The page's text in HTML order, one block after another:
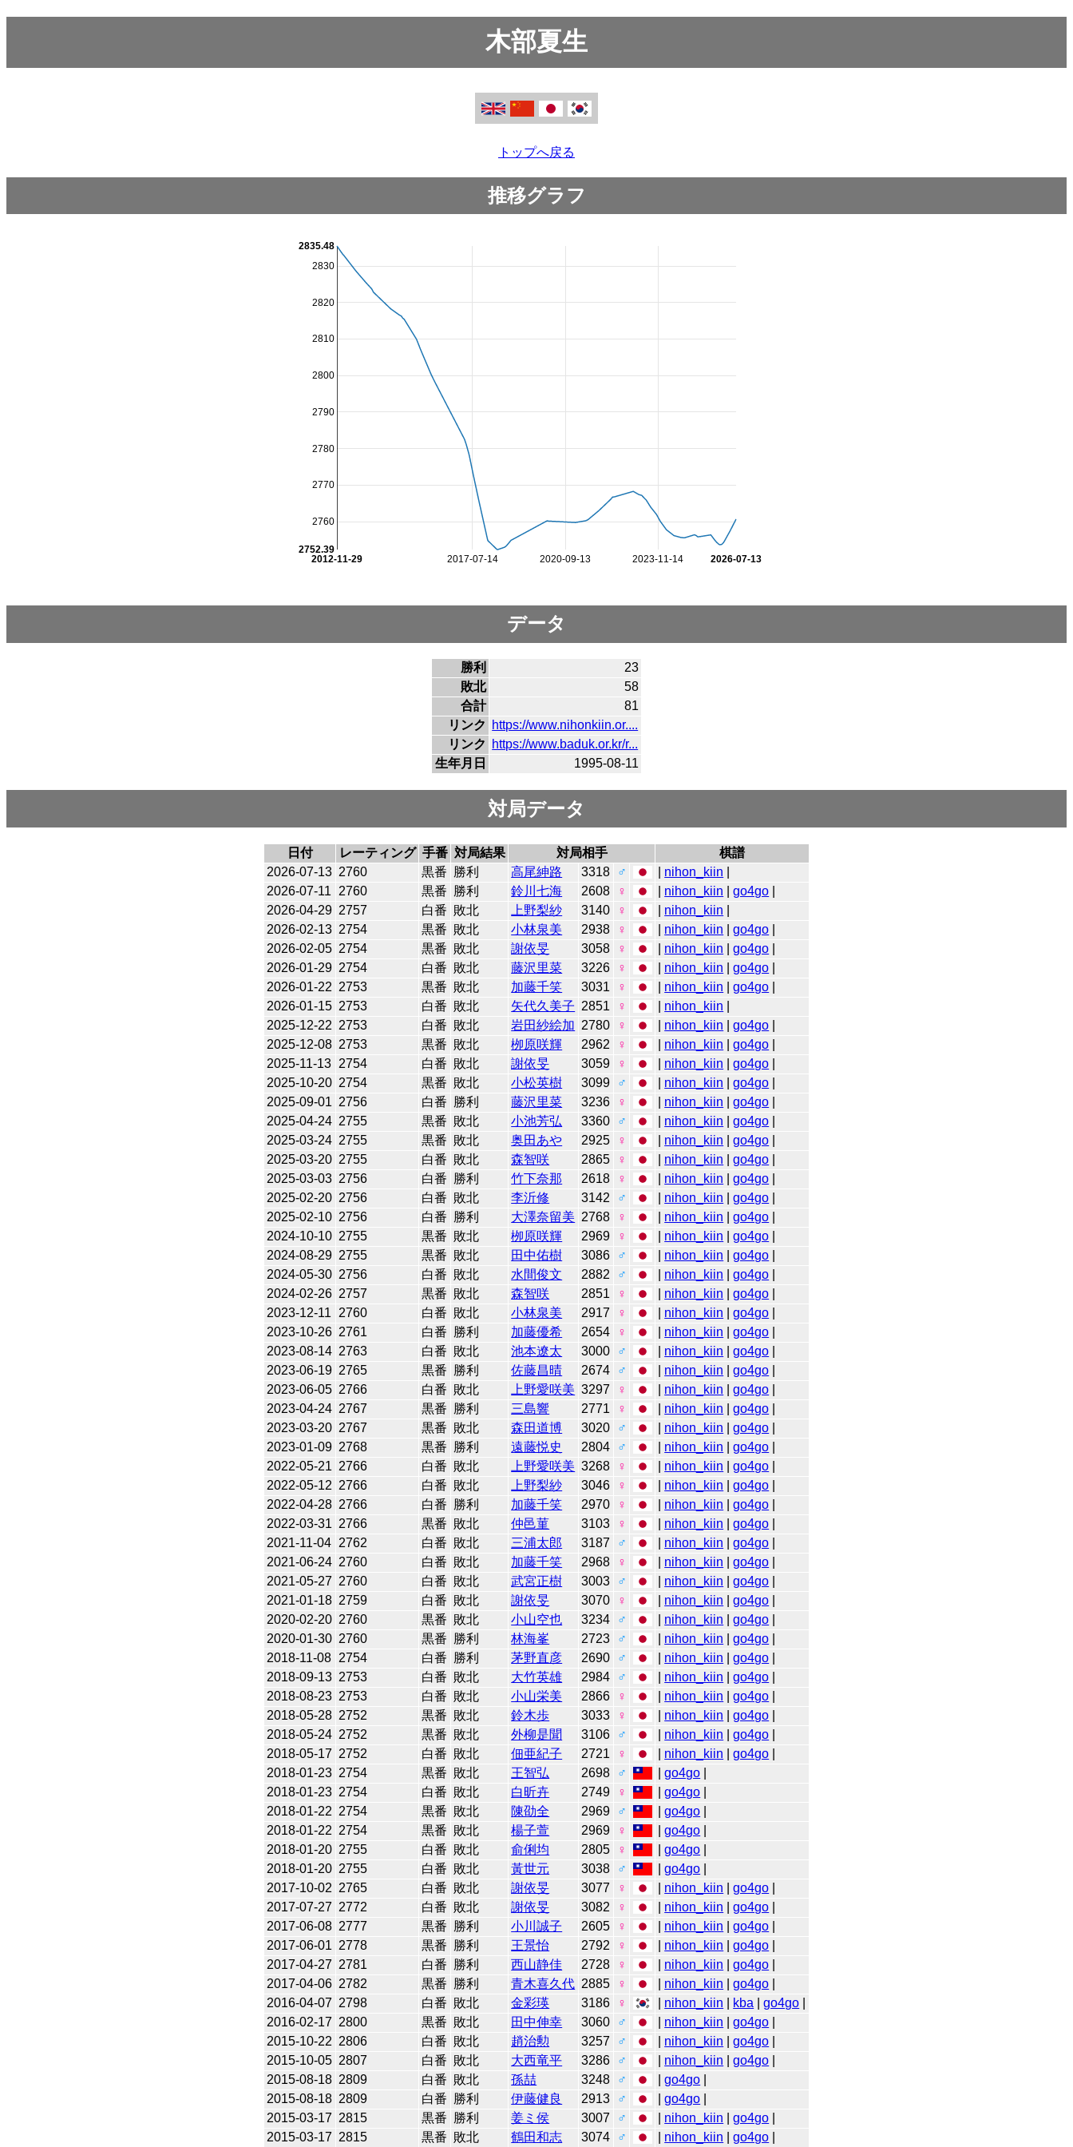
木部夏生
トップへ戻る
推移グラフ
2017-07-14 2020-09-13 2023-11-14
2012-11-29 2026-07-13
2760
2770
2780
2790
2800
2810
2820
2830
2752.39
2835.48
データ
勝利
23
敗北
58
合計
81
リンク
https://www.nihonkiin.or....
リンク
https://www.baduk.or.kr/r...
生年月日
1995-08-11
対局データ
日付 レーティング 手番 対局結果 対局相手
棋譜
2026-07-13 2760 黒番 勝利 高尾紳路 3318 ♂ nihon_kiin
2026-07-11
2760 黒番 勝利 鈴川七海 2608 ♀ nihon_kiin |go4go
2026-04-29 2757 白番 敗北 上野梨紗 3140 ♀ nihon_kiin
2026-02-13 2754 黒番 敗北 小林泉美 2938 ♀ nihon_kiin |go4go
2026-02-05 2754 黒番 敗北 謝依旻 3058 ♀ nihon_kiin |go4go
2026-01-29 2754 白番 敗北 藤沢里菜 3226 ♀ nihon_kiin |go4go
2026-01-22 2753 黒番 敗北 加藤千笑 3031 ♀ nihon_kiin |go4go
2026-01-15 2753 白番 敗北 矢代久美子 2851 ♀ nihon_kiin
2025-12-22 2753 白番 敗北 岩田紗絵加 2780 ♀ nihon_kiin |go4go
2025-12-08 2753 黒番 敗北 栁原咲輝 2962 ♀ nihon_kiin |go4go
2025-11-13 2754 白番 敗北 謝依旻 3059 ♀ nihon_kiin |go4go
2025-10-20 2754 黒番 敗北 小松英樹 3099 ♂ nihon_kiin |go4go
2025-09-01 2756 白番 勝利 藤沢里菜 3236 ♀ nihon_kiin |go4go
2025-04-24 2755 黒番 敗北 小池芳弘 3360 ♂ nihon_kiin |go4go
2025-03-24 2755 黒番 敗北 奥田あや 2925 ♀ nihon_kiin |go4go
2025-03-20 2755 白番 敗北 森智咲 2865 ♀ nihon_kiin |go4go
2025-03-03 2756 白番 勝利 竹下奈那 2618 ♀ nihon_kiin |go4go
2025-02-20 2756 白番 敗北 李沂修 3142 ♂ nihon_kiin |go4go
2025-02-10 2756 白番 勝利 大澤奈留美 2768 ♀ nihon_kiin |go4go
2024-10-10 2755 黒番 敗北 栁原咲輝 2969 ♀ nihon_kiin |go4go
2024-08-29 2755 黒番 敗北 田中佑樹 3086 ♂ nihon_kiin |go4go
2024-05-30 2756 白番 敗北 水間俊文 2882 ♂ nihon_kiin |go4go
2024-02-26 2757 黒番 敗北 森智咲 2851 ♀ nihon_kiin |go4go
2023-12-11
2760 白番 敗北 小林泉美 2917 ♀ nihon_kiin |go4go
2023-10-26 2761 白番 勝利 加藤優希 2654 ♀ nihon_kiin |go4go
2023-08-14 2763 白番 敗北 池本遼太 3000 ♂ nihon_kiin |go4go
2023-06-19 2765 黒番 勝利 佐藤昌晴 2674 ♂ nihon_kiin |go4go
2023-06-05 2766 白番 敗北 上野愛咲美 3297 ♀ nihon_kiin |go4go
2023-04-24 2767 黒番 勝利 三島響 2771 ♀ nihon_kiin |go4go
2023-03-20 2767 黒番 敗北 森田道博 3020 ♂ nihon_kiin |go4go
2023-01-09 2768 黒番 勝利 遠藤悦史 2804 ♂ nihon_kiin |go4go
2022-05-21 2766 白番 敗北 上野愛咲美 3268 ♀ nihon_kiin |go4go
2022-05-12 2766 白番 敗北 上野梨紗 3046 ♀ nihon_kiin |go4go
2022-04-28 2766 白番 勝利 加藤千笑 2970 ♀ nihon_kiin |go4go
2022-03-31 2766 黒番 敗北 仲邑菫 3103 ♀ nihon_kiin |go4go
2021-11-04 2762 白番 敗北 三浦太郎 3187 ♂ nihon_kiin |go4go
2021-06-24 2760 白番 敗北 加藤千笑 2968 ♀ nihon_kiin |go4go
2021-05-27 2760 白番 敗北 武宮正樹 3003 ♂ nihon_kiin |go4go
2021-01-18 2759 白番 敗北 謝依旻 3070 ♀ nihon_kiin |go4go
2020-02-20 2760 黒番 敗北 小山空也 3234 ♂ nihon_kiin |go4go
2020-01-30 2760 黒番 勝利 林海峯 2723 ♂ nihon_kiin |go4go
2018-11-08 2754 白番 勝利 茅野直彦 2690 ♂ nihon_kiin |go4go
2018-09-13 2753 白番 敗北 大竹英雄 2984 ♂ nihon_kiin |go4go
2018-08-23 2753 白番 敗北 小山栄美 2866 ♀ nihon_kiin |go4go
2018-05-28 2752 黒番 敗北 鈴木歩 3033 ♀ nihon_kiin |go4go
2018-05-24 2752 黒番 敗北 外柳是聞 3106 ♂ nihon_kiin |go4go
2018-05-17 2752 白番 敗北 佃亜紀子 2721 ♀ nihon_kiin |go4go
2018-01-23 2754 黒番 敗北 王智弘 2698 ♂ |go4go
2018-01-23 2754 白番 敗北 白昕卉 2749 ♀ |go4go
2018-01-22 2754 黒番 敗北 陳劭全 2969 ♂ |go4go
2018-01-22 2754 黒番 敗北 楊子萱 2969 ♀ |go4go
2018-01-20 2755 白番 敗北 俞俐均 2805 ♀ |go4go
2018-01-20 2755 白番 敗北 黃世元 3038 ♂ |go4go
2017-10-02 2765 白番 敗北 謝依旻 3077 ♀ nihon_kiin |go4go
2017-07-27 2772 白番 敗北 謝依旻 3082 ♀ nihon_kiin |go4go
2017-06-08 2777 黒番 勝利 小川誠子 2605 ♀ nihon_kiin |go4go
2017-06-01 2778 黒番 勝利 王景怡 2792 ♀ nihon_kiin |go4go
2017-04-27 2781 白番 勝利 西山静佳 2728 ♀ nihon_kiin |go4go
2017-04-06 2782 黒番 勝利 青木喜久代 2885 ♀ nihon_kiin |go4go
2016-04-07 2798 白番 敗北 金彩瑛 3186 ♀ nihon_kiin kba |go4go
2016-02-17 2800 黒番 敗北 田中伸幸 3060 ♂ nihon_kiin |go4go
2015-10-22 2806 白番 敗北 趙治勲 3257 ♂ nihon_kiin |go4go
2015-10-05 2807 白番 敗北 大西竜平 3286 ♂ nihon_kiin |go4go
2015-08-18 2809 白番 敗北 孫喆 3248 ♂ |go4go
2015-08-18 2809 白番 勝利 伊藤健良 2913 ♂ |go4go
2015-03-17 2815 黒番 勝利 姜ミ侯 3007 ♂ nihon_kiin |go4go
2015-03-17 2815 黒番 敗北 鶴田和志 3074 ♂ nihon_kiin |go4go